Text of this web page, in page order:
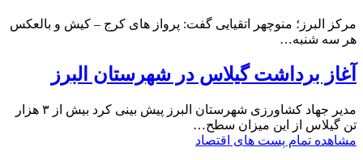
مرکز البرز؛ منوچهر اتقیایی گفت: پرواز های کرج – کیش و بالعکس
هر سه شنبه…
آغاز برداشت گیلاس در شهرستان البرز
مدیر جهاد کشاورزی شهرستان البرز پیش بینی کرد بیش از ۳ هزار
تن گیلاس از این میزان سطح…
مشاهده تمام پست های اقتصاد